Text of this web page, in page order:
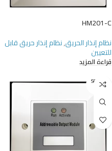
HM201-C
نظام إنذار الحريق,نظام إنذار حريق قابل
للتعيين
قراءة المزيد
SOLD O
UT